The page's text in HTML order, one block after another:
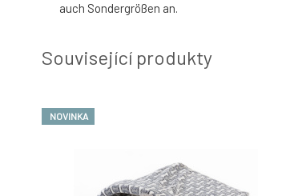
auch Sondergrößen an.
Související produkty
NOVINKA